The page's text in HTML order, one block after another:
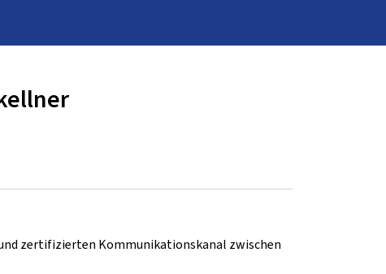
zertifizierten Kommunikationskanal zwischen